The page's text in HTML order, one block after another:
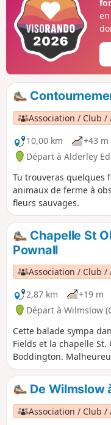
Association / Club /
10,00 km
+43 m
Départ à Alderley
Tu trouveras quelques
animaux de ferme à
fleurs sauvages.
Chapelle St
Pownall
Association / Club /
2,87 km
+19 m
Départ à Wilmslow
Cette balade sympa
Fields et la chapelle
Boddington.
aujourd'hui. Une
publics à travers le
plutôt des ruelles dans
De Wilmslow
Association / Club /